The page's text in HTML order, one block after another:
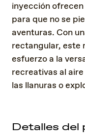
inyección
para que no se
aventuras. Con
rectangular, este
esfuerzo a la
recreativas al
las llanuras o
Detalles